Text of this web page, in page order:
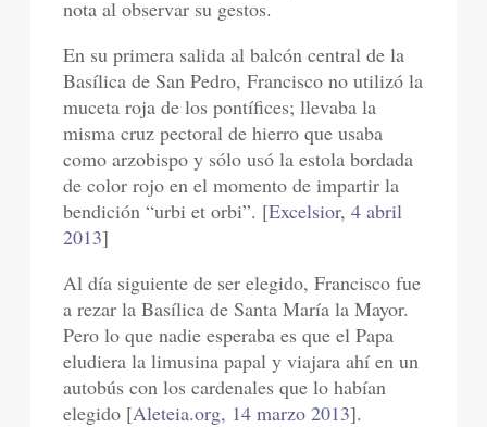
nota al observar su gestos.
En su primera salida al balcón central de la
Basílica de San Pedro, Francisco no utilizó la
muceta roja de los pontífices; llevaba la
misma cruz pectoral de hierro que usaba
como arzobispo y sólo usó la estola bordada
de color rojo en el momento de impartir la
bendición “urbi et orbi”. [Excelsior, 4 abril
2013]
Al día siguiente de ser elegido, Francisco fue
a rezar la Basílica de Santa María la Mayor.
Pero lo que nadie esperaba es que el Papa
eludiera la limusina papal y viajara ahí en un
autobús con los cardenales que lo habían
elegido [Aleteia.org, 14 marzo 2013].